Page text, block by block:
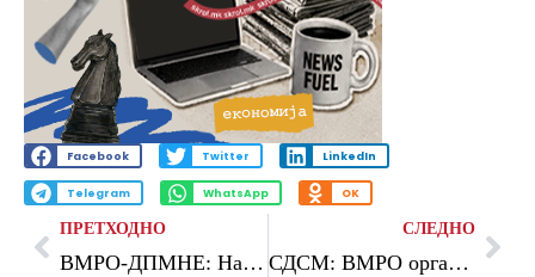
Facebook Twitter LinkedIn
Telegram WhatsApp OK
ПРЕТХОДНО
ВМРО-ДПМНЕ: Наместо осуда, Венко Филипче молчи и соработува со негаторите на Македонија
СЛЕДНО
СДСМ: ВМРО организира граѓани на Македонија за митинг за поддршка на Вучиќ